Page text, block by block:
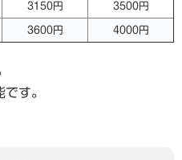
3150円 3500円
3600円 4000円
す。